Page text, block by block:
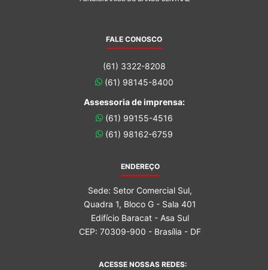
FALE CONOSCO
(61) 3322-8208
(61) 98145-8400
Assessoria de imprensa:
(61) 99155-4516
(61) 98162-6759
ENDEREÇO
Sede: Setor Comercial Sul,
Quadra 1, Bloco G - Sala 401
Edifício Baracat - Asa Sul
CEP: 70309-900 - Brasília - DF
ACESSE NOSSAS REDES: